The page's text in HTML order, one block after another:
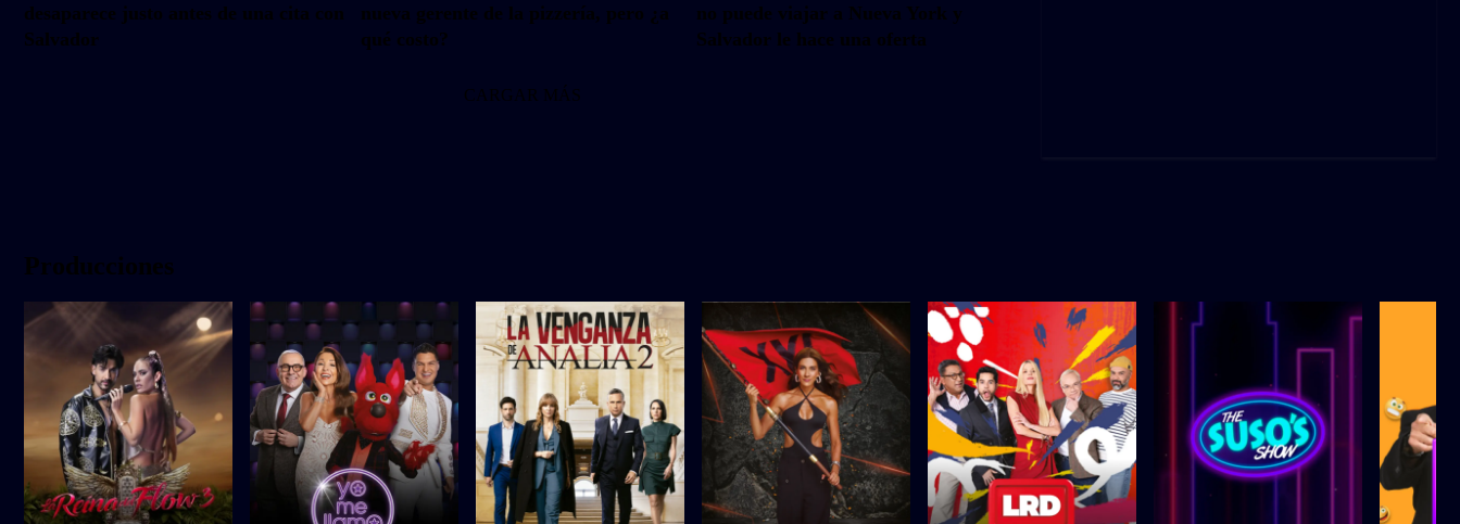
desaparece justo antes de una cita con
Salvador
nueva gerente de la pizzería, pero ¿a
qué costo?
no puede viajar a Nueva York y
Salvador le hace una oferta
CARGAR MÁS
Producciones